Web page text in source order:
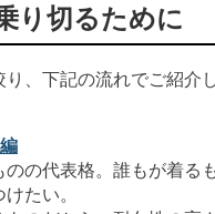
り切るために
、下記の流れでご紹介
代表格。誰もが着る
たい。